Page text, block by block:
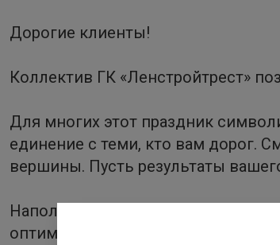
Дорогие клиенты!
Коллектив ГК «Ленстройтрест»
Для многих этот праздник
единение с теми, кто вам дорог.
вершины. Пусть результаты
Наполняйте майские дни хорошем
оптимизмом. А мы будет